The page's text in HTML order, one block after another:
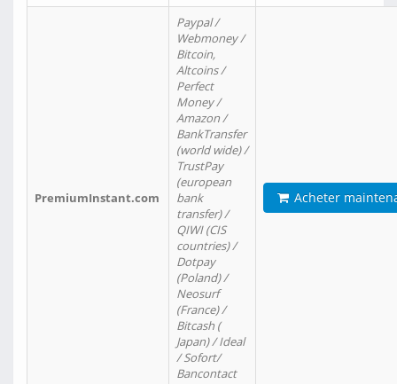
PremiumInstant.com
Paypal /
Webmoney /
Bitcoin,
Altcoins /
Perfect
Money /
Amazon /
BankTransfer
(world wide) /
TrustPay
(european
bank
transfer) /
QIWI (CIS
countries) /
Dotpay
(Poland) /
Neosurf
(France) /
Bitcash (
Japan) / Ideal
/ Sofort/
Bancontact
Acheter